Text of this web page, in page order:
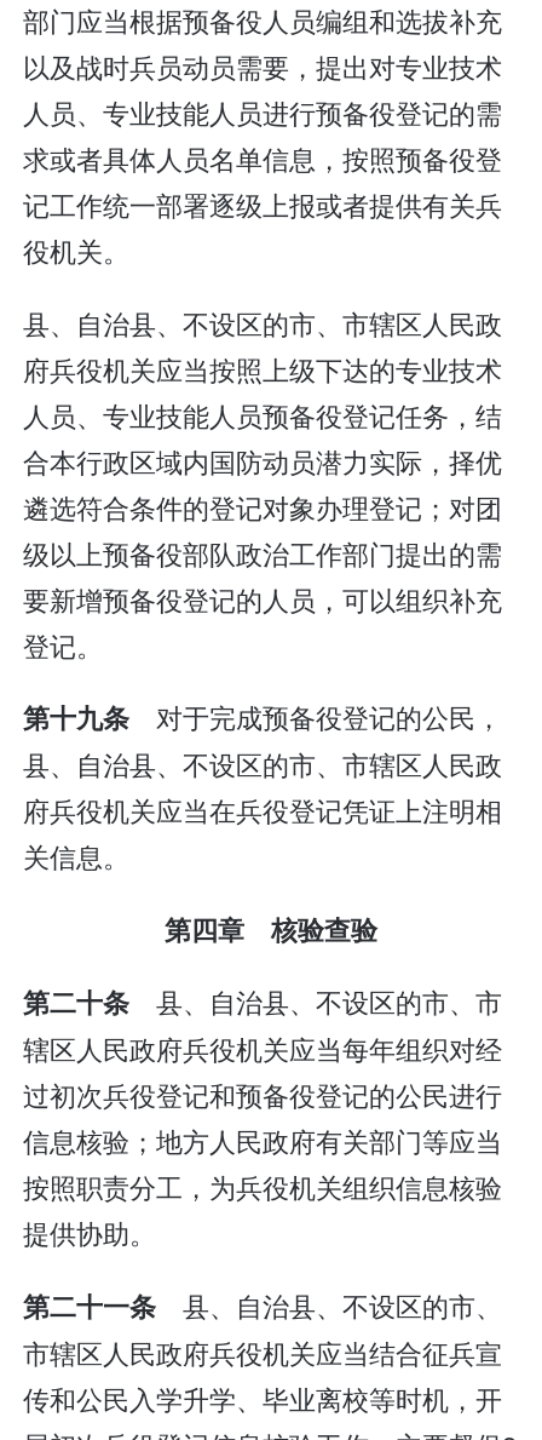
部门应当根据预备役人员编组和选拔补充
以及战时兵员动员需要，提出对专业技术
人员、专业技能人员进行预备役登记的需
求或者具体人员名单信息，按照预备役登
记工作统一部署逐级上报或者提供有关兵
役机关。
县、自治县、不设区的市、市辖区人民政
府兵役机关应当按照上级下达的专业技术
人员、专业技能人员预备役登记任务，结
合本行政区域内国防动员潜力实际，择优
遴选符合条件的登记对象办理登记；对团
级以上预备役部队政治工作部门提出的需
要新增预备役登记的人员，可以组织补充
登记。
第十九条对于完成预备役登记的公民，
县、自治县、不设区的市、市辖区人民政
府兵役机关应当在兵役登记凭证上注明相
关信息。
第四章 核验查验
第二十条 县、自治县、不设区的市、市
辖区人民政府兵役机关应当每年组织对经
过初次兵役登记和预备役登记的公民进行
信息核验；地方人民政府有关部门等应当
按照职责分工，为兵役机关组织信息核验
提供协助。
第二十一条 县、自治县、不设区的市、
市辖区人民政府兵役机关应当结合征兵宣
传和公民入学升学、毕业离校等时机，开